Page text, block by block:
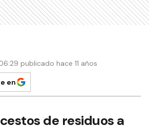
publicado hace 11 años
en
de residuos a